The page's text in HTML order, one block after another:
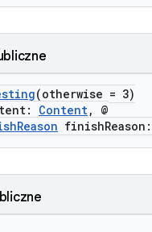
(otherwise = 3)
Content, @
finishReason: